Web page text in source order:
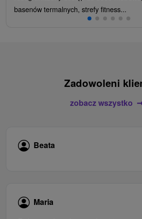
basenów termalnych, strefy fitness...
Zadowoleni
zobacz wszystko
Beata
Maria